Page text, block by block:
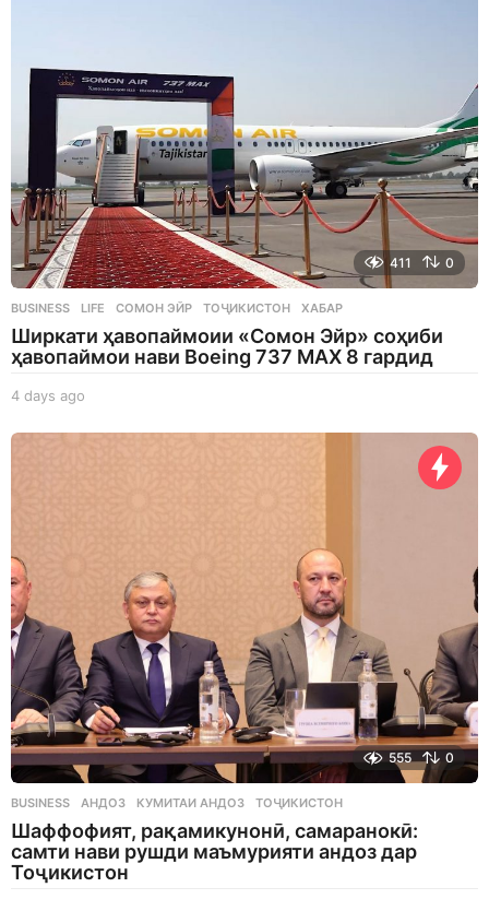
o
411 0
BUSINESS ,LIFE СОМОН ЭЙР ,ТОҶИКИСТОН ,ХАБАР
Ширкати ҳавопаймоии «Сомон Эйр» соҳиби
ҳавопаймои нави Boeing 737 MAX 8 гардид
4 days ago
a
555 0
BUSINESS АНДОЗ ,КУМИТАИ АНДОЗ ,ТОҶИКИСТОН
Шаффофият, рақамикунонӣ, самаранокӣ:
самти нави рушди маъмурияти андоз дар
Тоҷикистон